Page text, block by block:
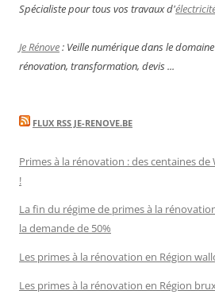
Spécialiste pour tous vos travaux d'
Je Rénove: Veille numérique dans le
rénovation, transformation, devis ...
FLUX RSS JE-RENOVE.BE
Primes à la rénovation : des centaines
!
La fin du régime de primes à la
la demande de 50%
Les primes à la rénovation en Région
Les primes à la rénovation en Région